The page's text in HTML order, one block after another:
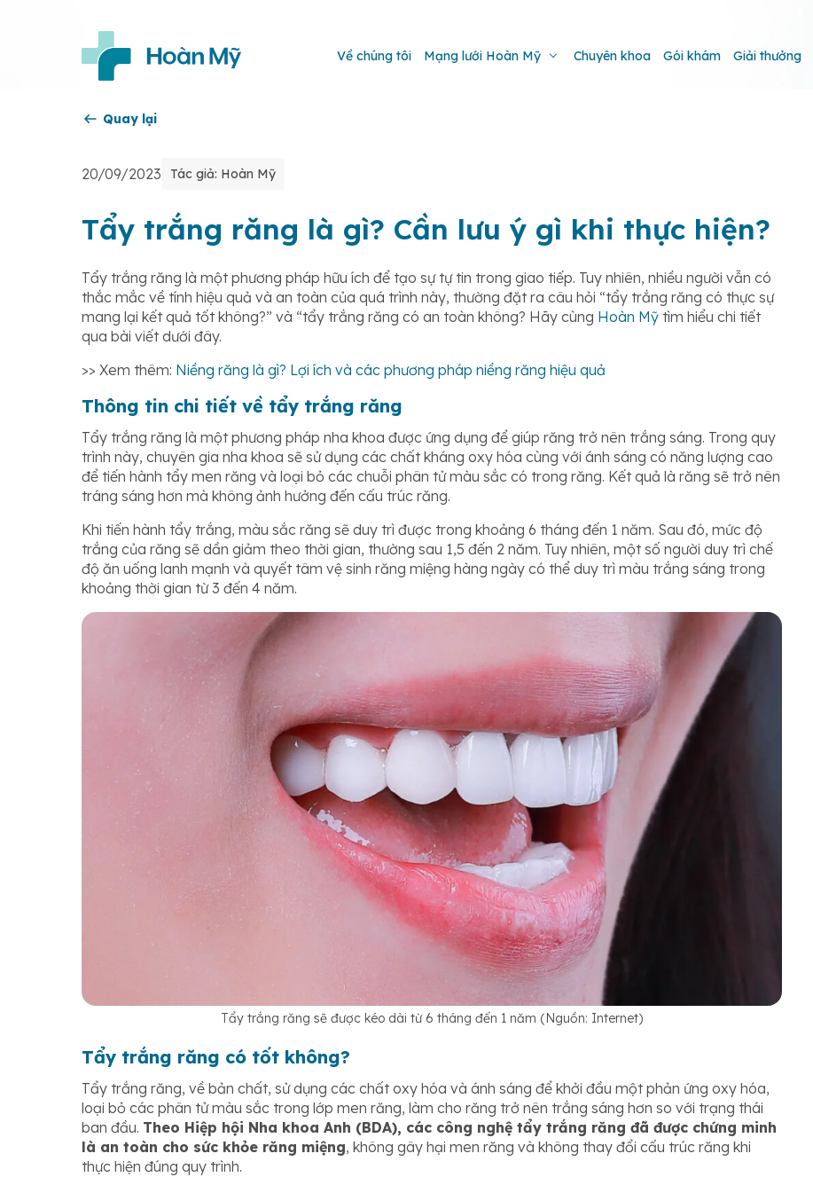
Về chúng tôi Mạng lưới Hoàn Mỹ Chuyên khoa Gói khám Giải thưởng
Quay lại
20/09/2023 Tác giả: Hoàn Mỹ
Tẩy trắng răng là gì? Cần lưu ý gì khi thực hiện?
Tẩy trắng răng là một phương pháp hữu ích để tạo sự tự tin trong giao tiếp. Tuy nhiên, nhiều người vẫn có
thắc mắc về tính hiệu quả và an toàn của quá trình này, thường đặt ra câu hỏi “tẩy trắng răng có thực sự
mang lại kết quả tốt không?” và “tẩy trắng răng có an toàn không? Hãy cùng Hoàn Mỹ tìm hiểu chi tiết
qua bài viết dưới đây.
>> Xem thêm: Niềng răng là gì? Lợi ích và các phương pháp niềng răng hiệu quả
Thông tin chi tiết về tẩy trắng răng
Tẩy trắng răng là một phương pháp nha khoa được ứng dụng để giúp răng trở nên trắng sáng. Trong quy
trình này, chuyên gia nha khoa sẽ sử dụng các chất kháng oxy hóa cùng với ánh sáng có năng lượng cao
để tiến hành tẩy men răng và loại bỏ các chuỗi phân tử màu sắc có trong răng. Kết quả là răng sẽ trở nên
tráng sáng hơn mà không ảnh hưởng đến cấu trúc răng.
Khi tiến hành tẩy trắng, màu sắc răng sẽ duy trì được trong khoảng 6 tháng đến 1 năm. Sau đó, mức độ
trắng của răng sẽ dần giảm theo thời gian, thường sau 1,5 đến 2 năm. Tuy nhiên, một số người duy trì chế
độ ăn uống lanh mạnh và quyết tâm vệ sinh răng miệng hàng ngày có thể duy trì màu trắng sáng trong
khoảng thời gian từ 3 đến 4 năm.
Tẩy trắng răng sẽ được kéo dài từ 6 tháng đến 1 năm (Nguồn: Internet)
Tẩy trắng răng có tốt không?
Tẩy trắng răng, về bản chất, sử dụng các chất oxy hóa và ánh sáng để khởi đầu một phản ứng oxy hóa,
loại bỏ các phân tử màu sắc trong lớp men răng, làm cho răng trở nên trắng sáng hơn so với trạng thái
ban đầu. Theo Hiệp hội Nha khoa Anh (BDA), các công nghệ tẩy trắng răng đã được chứng minh
là an toàn cho sức khỏe răng miệng, không gây hại men răng và không thay đổi cấu trúc răng khi
thực hiện đúng quy trình.